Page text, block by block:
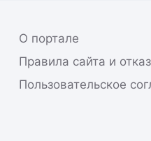
О портале
Правила сайта и
Пользовательское